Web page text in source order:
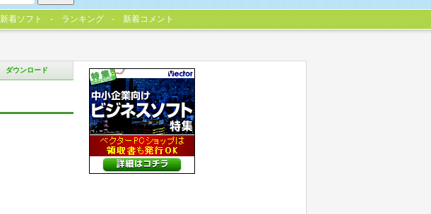
ダウンロード
新着ソフト ランキング 新着コメント